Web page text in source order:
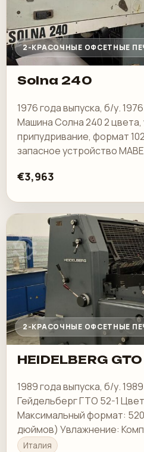
2-КРАСОЧНЫЕ ОФСЕТНЫЕ
Solna 240
1976 года выпуска, б/у.
Машина Солна 240 2
припудривание, формат
запасное устройство
€3,963
2-КРАСОЧНЫЕ ОФСЕТНЫЕ
HEIDELBERG
1989 года выпуска, б/у.
Гейдельберг ГТО 52-1
Максимальный формат: 520
дюймов) Увлажнение:
состояние: В наличии.
Италия